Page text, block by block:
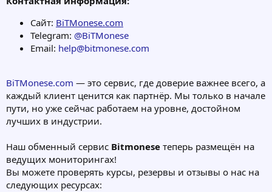
Сайт: BiTMonese.com
Telegram: @BiTMonese
Email: help@bitmonese.com
BiTMonese.com — это сервис, где доверие важнее всего, а
каждый клиент ценится как партнёр. Мы только в начале
пути, но уже сейчас работаем на уровне, достойном
лучших в индустрии.
Наш обменный сервис Bitmonese теперь размещён на
ведущих мониторингах!
Вы можете проверять курсы, резервы и отзывы о нас на
следующих ресурсах: